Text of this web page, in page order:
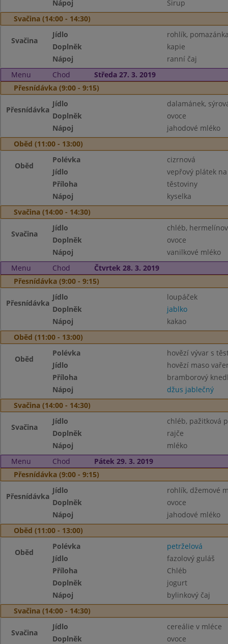
Nápoj
Sirup
Svačina (14:00 - 14:30)
Svačina
Jídlo
rohlík,
Doplněk
kapie
Nápoj
ranní čaj
Menu
Chod
Středa 27. 3. 2019
Přesnídávka (9:00 - 9:15)
Přesnídávka
Jídlo
dalamánek,
Doplněk
ovoce
Nápoj
jahodové mléko
Oběd (11:00 - 13:00)
Oběd
Polévka
cizrnová
Jídlo
vepřový plátek
Příloha
těstoviny
Nápoj
kyselka
Svačina (14:00 - 14:30)
Svačina
Jídlo
chléb,
Doplněk
ovoce
Nápoj
vanilkové mléko
Menu
Chod
Čtvrtek 28. 3. 2019
Přesnídávka (9:00 - 9:15)
Přesnídávka
Jídlo
loupáček
Doplněk
jablko
Nápoj
kakao
Oběd (11:00 - 13:00)
Oběd
Polévka
hovězí vývar s
Jídlo
hovězí maso
Příloha
bramborový
Nápoj
džus jablečný
Svačina (14:00 - 14:30)
Svačina
Jídlo
chléb, pažitková
Doplněk
rajče
Nápoj
mléko
Menu
Chod
Pátek 29. 3. 2019
Přesnídávka (9:00 - 9:15)
Přesnídávka
Jídlo
rohlík, džemové
Doplněk
ovoce
Nápoj
jahodové mléko
Oběd (11:00 - 13:00)
Oběd
Polévka
petrželová
Jídlo
fazolový guláš
Příloha
Chléb
Doplněk
jogurt
Nápoj
bylinkový čaj
Svačina (14:00 - 14:30)
Svačina
Jídlo
cereálie v mléce
Doplněk
ovoce